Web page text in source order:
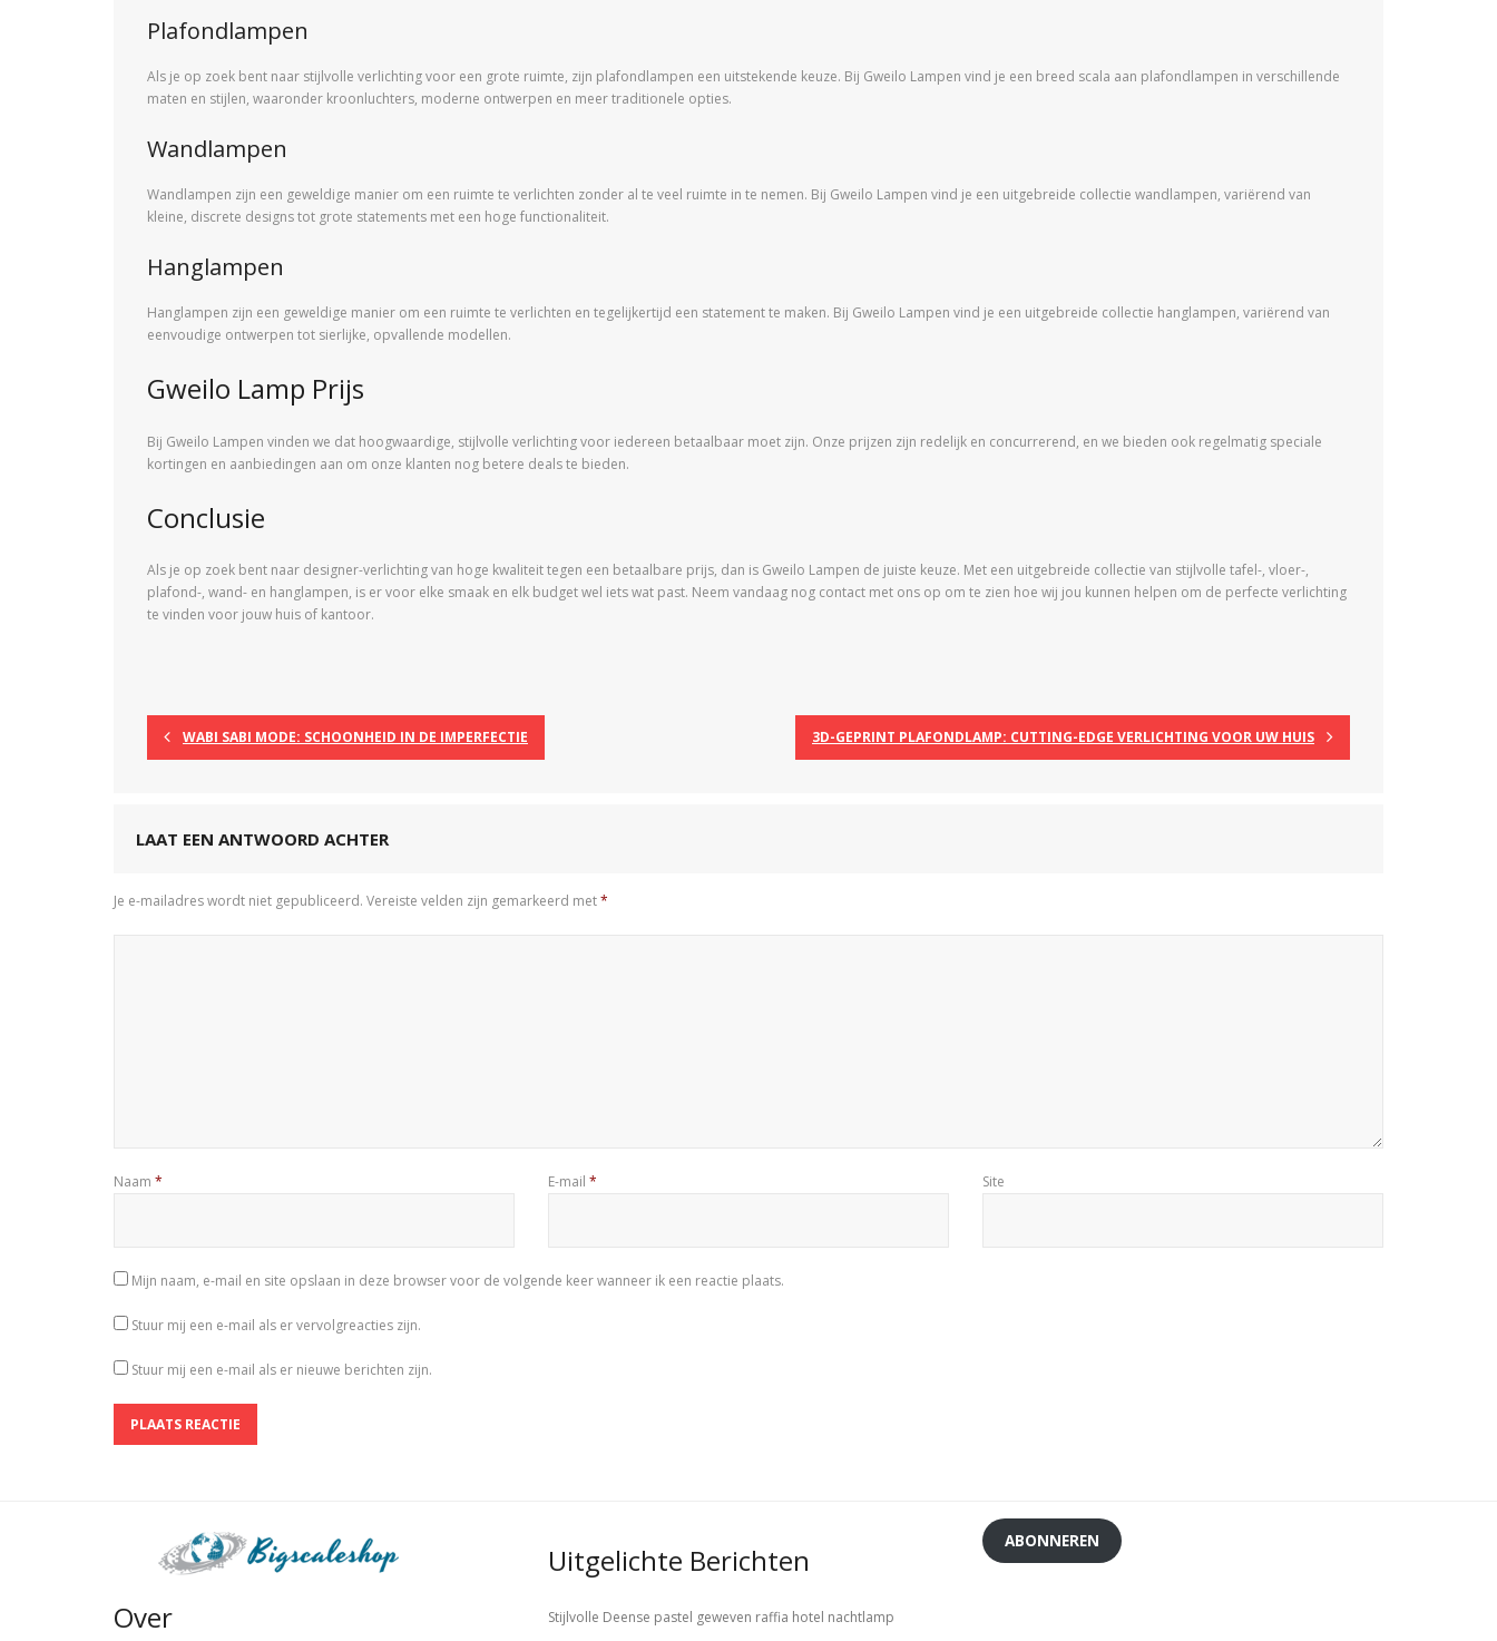
Plafondlampen
Als je op zoek bent naar stijlvolle verlichting voor een grote ruimte, zijn plafondlampen een uitstekende keuze. Bij Gweilo Lampen vind je een breed scala aan plafondlampen in verschillende
maten en stijlen, waaronder kroonluchters, moderne ontwerpen en meer traditionele opties.
Wandlampen
Wandlampen zijn een geweldige manier om een ​​ruimte te verlichten zonder al te veel ruimte in te nemen. Bij Gweilo Lampen vind je een uitgebreide collectie wandlampen, variërend van
kleine, discrete designs tot grote statements met een hoge functionaliteit.
Hanglampen
Hanglampen zijn een geweldige manier om een ​​ruimte te verlichten en tegelijkertijd een statement te maken. Bij Gweilo Lampen vind je een uitgebreide collectie hanglampen, variërend van
eenvoudige ontwerpen tot sierlijke, opvallende modellen.
Gweilo Lamp Prijs
Bij Gweilo Lampen vinden we dat hoogwaardige, stijlvolle verlichting voor iedereen betaalbaar moet zijn. Onze prijzen zijn redelijk en concurrerend, en we bieden ook regelmatig speciale
kortingen en aanbiedingen aan om onze klanten nog betere deals te bieden.
Conclusie
Als je op zoek bent naar designer-verlichting van hoge kwaliteit tegen een betaalbare prijs, dan is Gweilo Lampen de juiste keuze. Met een uitgebreide collectie van stijlvolle tafel-, vloer-,
plafond-, wand- en hanglampen, is er voor elke smaak en elk budget wel iets wat past. Neem vandaag nog contact met ons op om te zien hoe wij jou kunnen helpen om de perfecte verlichting
te vinden voor jouw huis of kantoor.
WABI SABI MODE: SCHOONHEID IN DE IMPERFECTIE 3D-GEPRINT PLAFONDLAMP: CUTTING-EDGE VERLICHTING VOOR UW HUIS
LAAT EEN ANTWOORD ACHTER
Je e-mailadres wordt niet gepubliceerd. Vereiste velden zijn gemarkeerd met*
Naam * E-mail * Site
Mijn naam, e-mail en site opslaan in deze browser voor de volgende keer wanneer ik een reactie plaats.
Stuur mij een e-mail als er vervolgreacties zijn.
Stuur mij een e-mail als er nieuwe berichten zijn.
Over
Uitgelichte Berichten
Stijlvolle Deense pastel geweven raffia hotel nachtlamp
ABONNEREN